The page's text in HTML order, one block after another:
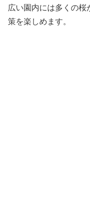
広い園内には多くの
策を楽しめます。